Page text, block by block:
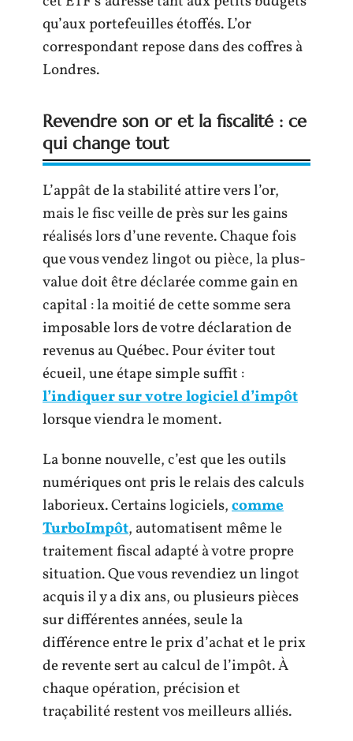
qu’aux portefeuilles étoffés. L’or
correspondant repose dans des coffres à
Londres.
Revendre son or et la fiscalité : ce
qui change tout
L’appât de la stabilité attire vers l’or,
mais le fisc veille de près sur les gains
réalisés lors d’une revente. Chaque fois
que vous vendez lingot ou pièce, la plus-
value doit être déclarée comme gain en
capital : la moitié de cette somme sera
imposable lors de votre déclaration de
revenus au Québec. Pour éviter tout
écueil, une étape simple suffit :
l’indiquer sur votre logiciel d’impôt
lorsque viendra le moment.
La bonne nouvelle, c’est que les outils
numériques ont pris le relais des calculs
laborieux. Certains logiciels,comme
TurboImpôt, automatisent même le
traitement fiscal adapté à votre propre
situation. Que vous revendiez un lingot
acquis il y a dix ans, ou plusieurs pièces
sur différentes années, seule la
différence entre le prix d’achat et le prix
de revente sert au calcul de l’impôt. À
chaque opération, précision et
traçabilité restent vos meilleurs alliés.